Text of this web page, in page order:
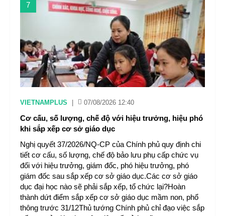
7
VIETNAMPLUS 07/08/2026 12:40
Cơ cấu, số lượng, chế độ với hiệu trưởng, hiệu phó
khi sắp xếp cơ sở giáo dục
Nghị quyết 37/2026/NQ-CP của Chính phủ quy định chi
tiết cơ cấu, số lượng, chế độ bảo lưu phụ cấp chức vụ
đối với hiệu trưởng, giám đốc, phó hiệu trưởng, phó
giám đốc sau sắp xếp cơ sở giáo dục.Các cơ sở giáo
dục đại học nào sẽ phải sắp xếp, tổ chức lại?Hoàn
thành dứt điểm sắp xếp cơ sở giáo dục mầm non, phổ
thông trước 31/12Thủ tướng Chính phủ chỉ đạo việc sắp